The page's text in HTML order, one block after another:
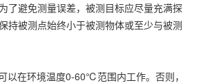
了避免测量误差，被测目标应尽量充满探
持被测点始终小于被测物体或至少与被测
在环境温度0-60℃范围内工作。否则，